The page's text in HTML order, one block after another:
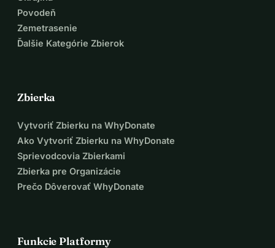
Povodeň
Zemetrasenie
Ďalšie Kategórie Zbierok
Zbierka
Vytvoriť Zbierku na WhyDonate
Ako Vytvoriť Zbierku na WhyDonate
Sprievodcovia Zbierkami
Zbierka pre Organizácie
Prečo Dôverovať WhyDonate
Funkcie Platformy